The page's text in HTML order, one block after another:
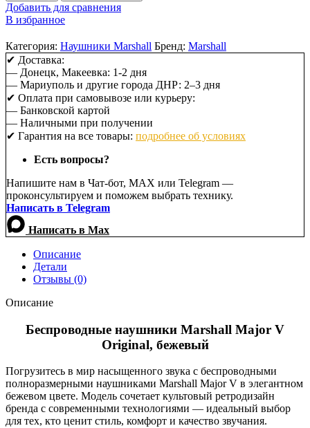
Добавить для сравнения
В избранное
Категория: Наушники Marshall Бренд: Marshall
✔ Доставка:
— Донецк, Макеевка: 1-2 дня
— Мариуполь и другие города ДНР: 2–3 дня
✔ Оплата при самовывозе или курьеру:
— Банковской картой
— Наличными при получении
✔ Гарантия на все товары: подробнее об условиях
Есть вопросы?
Напишите нам в Чат-бот, MAX или Telegram —
проконсультируем и поможем выбрать технику.
Написать в Telegram
Написать в Max
Описание
Детали
Отзывы (0)
Описание
Беспроводные наушники Marshall Major V
Original, бежевый
Погрузитесь в мир насыщенного звука с беспроводными
полноразмерными наушниками Marshall Major V в элегантном
бежевом цвете. Модель сочетает культовый ретродизайн
бренда с современными технологиями — идеальный выбор
для тех, кто ценит стиль, комфорт и качество звучания.